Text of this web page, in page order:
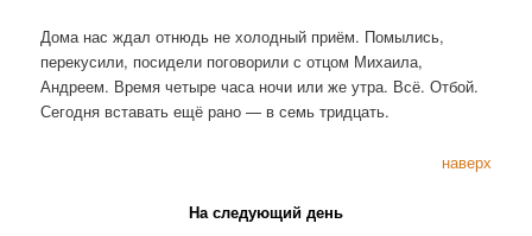
Дома нас ждал отнюдь не холодный приём. Помылись,
перекусили, посидели поговорили с отцом Михаила,
Андреем. Время четыре часа ночи или же утра. Всё. Отбой.
Сегодня вставать ещё рано — в семь тридцать.
наверх
На следующий день